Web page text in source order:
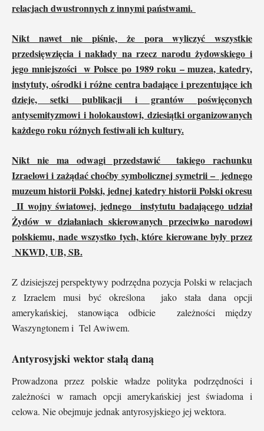
relacjach dwustronnych z innymi państwami.
Nikt nawet nie piśnie, że pora wyliczyć wszystkie
przedsięwzięcia i nakłady na rzecz narodu żydowskiego i
jego mniejszości w Polsce po 1989 roku – muzea, katedry,
instytuty, ośrodki i różne centra badające i prezentujące ich
dzieje, setki publikacji i grantów poświęconych
antysemityzmowi i holokaustowi, dziesiątki organizowanych
każdego roku różnych festiwali ich kultury.
Nikt nie ma odwagi przedstawić takiego rachunku
Izraelowi i zażądać choćby symbolicznej symetrii – jednego
muzeum historii Polski, jednej katedry historii Polski okresu
II wojny światowej, jednego instytutu badającego udział
Żydów w działaniach skierowanych przeciwko narodowi
polskiemu, nade wszystko tych, które kierowane były przez
NKWD, UB, SB.
Z dzisiejszej perspektywy podrzędna pozycja Polski w relacjach
z Izraelem musi być określona jako stała dana opcji
amerykańskiej, stanowiąca odbicie zależności między
Waszyngtonem i Tel Awiwem.
Antyrosyjski wektor stałą daną
Prowadzona przez polskie władze polityka podrzędności i
zależności w ramach opcji amerykańskiej jest świadoma i
celowa. Nie obejmuje jednak antyrosyjskiego jej wektora.